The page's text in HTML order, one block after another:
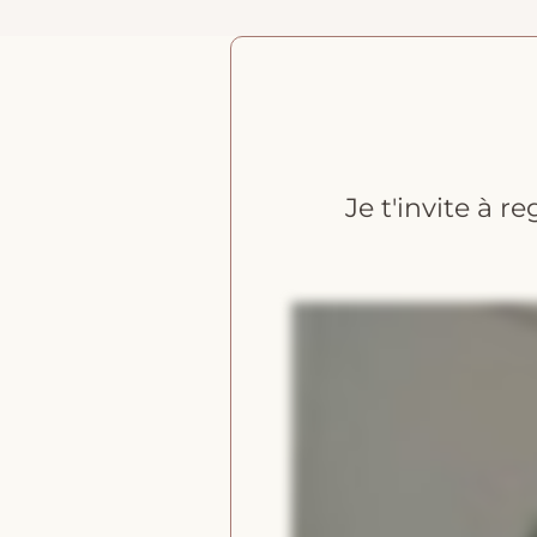
Je t'invite à